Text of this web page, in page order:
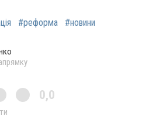
#реформа #новини
0,0